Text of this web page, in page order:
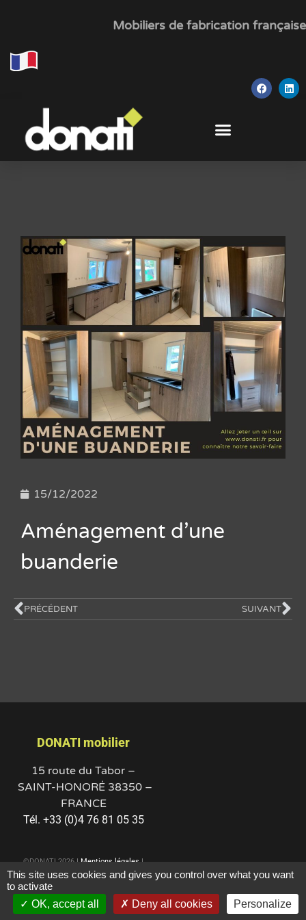
Mobiliers de fabrication française
15/12/2022
Aménagement d’une
buanderie
PRÉCÉDENT SUIVANT
DONATI mobilier
15 route du Tabor –
SAINT-HONORÉ 38350 –
FRANCE
Tél. +33 (0)4 76 81 05 35
©DONATI 2026 IMentions légalesI
Politique sur la confidentialité des
donnéesI
This site uses cookies and gives you control over what you want
to activate
OK, accept all
Deny all cookies Personalize